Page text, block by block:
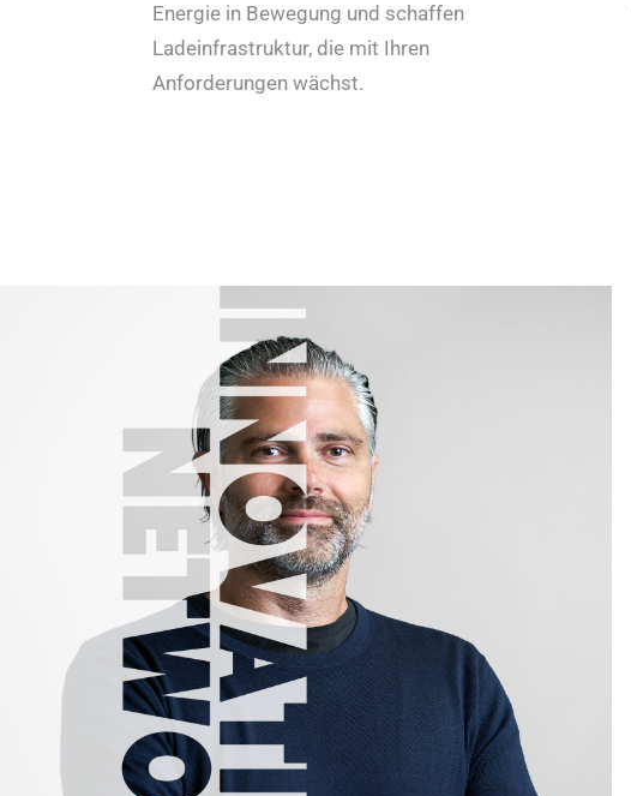
Energie in Bewegung und schaffen
Ladeinfrastruktur, die mit Ihren
Anforderungen wächst.